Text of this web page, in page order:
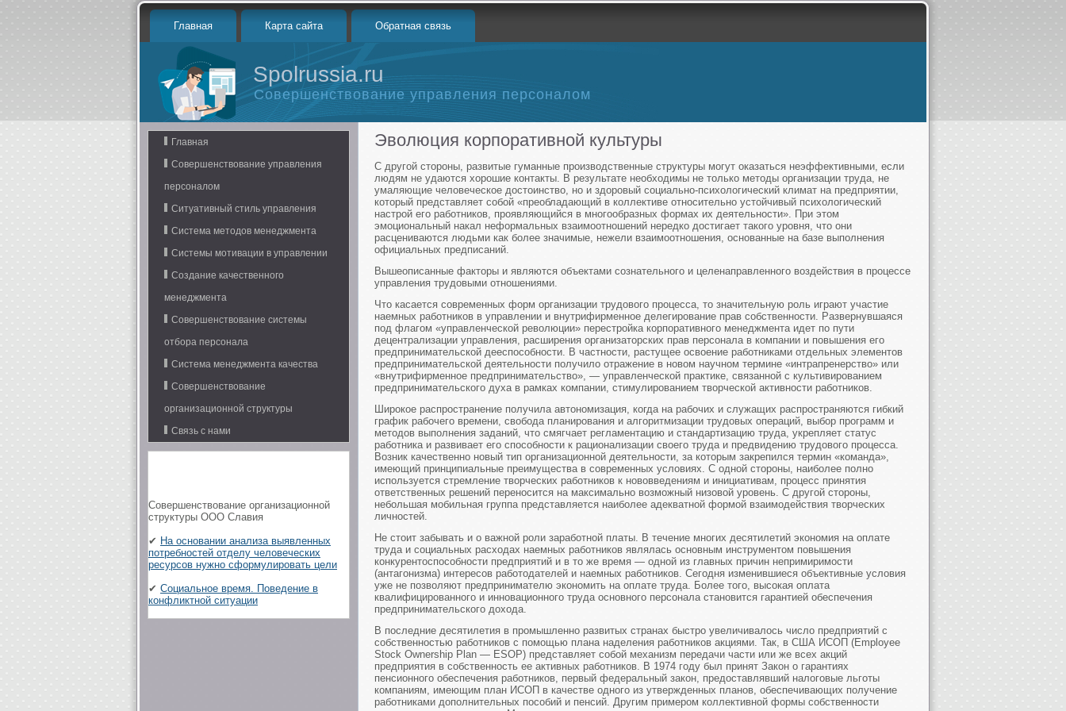
Главная Карта сайта Обратная связь
Spolrussia.ru
Совершенствование управления персоналом
Главная
Совершенствование управления
персоналом
Ситуативный стиль управления
Система методов менеджмента
Системы мотивации в управлении
Создание качественного
менеджмента
Совершенствование системы
отбора персонала
Система менеджмента качества
Совершенствование
организационной структуры
Связь с нами
Совершенствование организационной
структуры ООО Славия
✔ На основании анализа выявленных
потребностей отделу человеческих
ресурсов нужно сформулировать цели
✔ Социальное время. Поведение в
конфликтной ситуации
Эволюция корпоративной культуры
С другой стороны, развитые гуманные производственные структуры могут оказаться неэффективными, если
людям не удаются хорошие контакты. В результате необходимы не только методы организации труда, не
умаляющие человеческое достоинство, но и здоровый социально-психологический климат на предприятии,
который представляет собой «преобладающий в коллективе относительно устойчивый психологический
настрой его работников, проявляющийся в многообразных формах их деятельности». При этом
эмоциональный накал неформальных взаимоотношений нередко достигает такого уровня, что они
расцениваются людьми как более значимые, нежели взаимоотношения, основанные на базе выполнения
официальных предписаний.
Вышеописанные факторы и являются объектами сознательного и целенаправленного воздействия в процессе
управления трудовыми отношениями.
Что касается современных форм организации трудового процесса, то значительную роль играют участие
наемных работников в управлении и внутрифирменное делегирование прав собственности. Развернувшаяся
под флагом «управленческой революции» перестройка корпоративного менеджмента идет по пути
децентрализации управления, расширения организаторских прав персонала в компании и повышения его
предпринимательской дееспособности. В частности, растущее освоение работниками отдельных элементов
предпринимательской деятельности получило отражение в новом научном термине «интрапренерство» или
«внутрифирменное предпринимательство», — управленческой практике, связанной с культивированием
предпринимательского духа в рамках компании, стимулированием творческой активности работников.
Широкое распространение получила автономизация, когда на рабочих и служащих распространяются гибкий
график рабочего времени, свобода планирования и алгоритмизации трудовых операций, выбор программ и
методов выполнения заданий, что смягчает регламентацию и стандартизацию труда, укрепляет статус
работника и развивает его способности к рационализации своего труда и предвидению трудового процесса.
Возник качественно новый тип организационной деятельности, за которым закрепился термин «команда»,
имеющий принципиальные преимущества в современных условиях. С одной стороны, наиболее полно
используется стремление творческих работников к нововведениям и инициативам, процесс принятия
ответственных решений переносится на максимально возможный низовой уровень. С другой стороны,
небольшая мобильная группа представляется наиболее адекватной формой взаимодействия творческих
личностей.
Не стоит забывать и о важной роли заработной платы. В течение многих десятилетий экономия на оплате
труда и социальных расходах наемных работников являлась основным инструментом повышения
конкурентоспособности предприятий и в то же время — одной из главных причин непримиримости
(антагонизма) интересов работодателей и наемных работников. Сегодня изменившиеся объективные условия
уже не позволяют предпринимателю экономить на оплате труда. Более того, высокая оплата
квалифицированного и инновационного труда основного персонала становится гарантией обеспечения
предпринимательского дохода.
В последние десятилетия в промышленно развитых странах быстро увеличивалось число предприятий с
собственностью работников с помощью плана наделения работников акциями. Так, в США ИСОП (Employee
Stock Ownership Plan — ESOP) представляет собой механизм передачи части или же всех акций
предприятия в собственность ее активных работников. В 1974 году был принят Закон о гарантиях
пенсионного обеспечения работников, первый федеральный закон, предоставлявший налоговые льготы
компаниям, имеющим план ИСОП в качестве одного из утвержденных планов, обеспечивающих получение
работниками дополнительных пособий и пенсий. Другим примером коллективной формы собственности